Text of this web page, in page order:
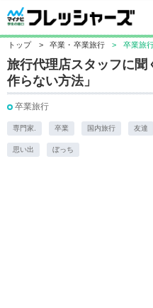
トップ > 卒業・卒業旅行 > 卒業旅
旅行代理店スタッフに聞
作らない方法」
卒業旅行
専門家. 卒業 国内旅行 友達
思い出 ぼっち